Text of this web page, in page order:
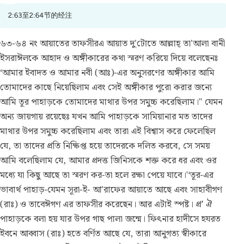
2:63至2:64节的经注
৬৩-৬৪ নং আয়াতের তাফসীরএ আয়াত দু'টোতে আল্লাহ্ তা'আলা বানী
ইসরাঈলকে আহাদ ও অঙ্গীকারের কথা স্মরণ করিয়ে দিয়ে বলেছেনঃ
‘আমার ইবাদত ও আমার নবী (আঃ)-এর অনুসরণের অঙ্গীকার আমি
তোমাদের কাছে নিয়েছিলাম এবং সেই অঙ্গীকার পুরো করার জন্যে
আমি তূর পাহাড়কে তোমাদের মাথার উপর সমুচ্চ করেছিলাম।" যেমন
অন্য জায়গায় রয়েছেঃ যখন আমি পাহাড়কে সামিয়ানার মত তাদের
মাথার উপর সমুচ্চ করেছিলাম এবং তারা এই বিশ্বাস করে ফেলেছিল
যে, তা তাদের প্রতি নিক্ষিপ্ত হয়ে তাদেরকে দলিত করবে, সে সময়
আমি বলেছিলাম যে, আমার প্রদত্ত জিনিসকে শক্ত করে ধর এবং ওর
মধ্যে যা কিছু আছে তা স্মরণ কর-তা হলে রক্ষা পেয়ে যাবে।'‘তূর-এর
ভাবার্থ পাহাড়-যেমন সূরা-ই- আ'রাফের আয়াতে আছে এবং সাহাবীগণ
(রাঃ) ও তাবেঈগণ এর তাফসীর করেছেন। আর এটাই স্পষ্ট। প্র’ ঐ
পাহাড়কে বলা হয় যার উপর গাছ পালা জন্মে। ফিৎনার হাদীসে হযরত
ইবনে আব্বাস (রাঃ) হতে বর্ণিত আছে যে, তারা আনুগত্য স্বীকারে